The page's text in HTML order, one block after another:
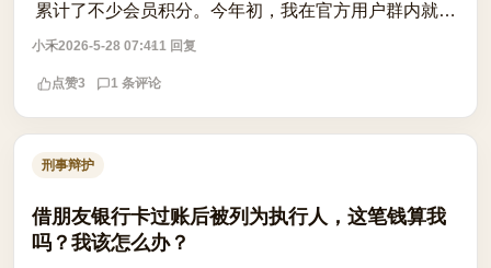
累计了不少会员积分。今年初，我在官方用户群内就一
次售后问题，向其他成员请教维权经验，顺便分享了自
己遇到的类似情况，语气平和，没有攻击...
小禾2026-5-28 07:411 回复
点赞3 1 条评论
刑事辩护
借朋友银行卡过账后被列为执行人，这笔钱算我
吗？我该怎么办？